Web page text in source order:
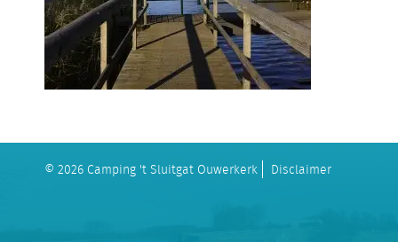
© 2026 Camping 't Sluitgat Ouwerkerk Disclaimer